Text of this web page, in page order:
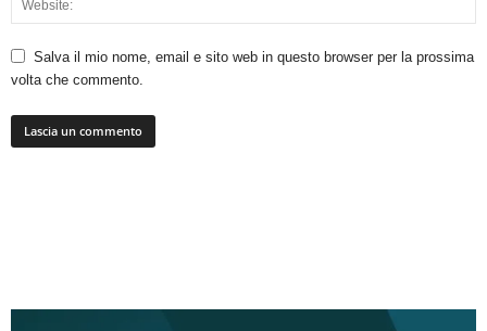
Salva il mio nome, email e sito web in questo browser per la prossima
volta che commento.